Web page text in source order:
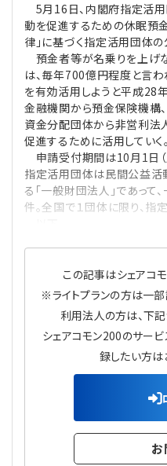
定款関連
法改正-法人運営
インボイス
電子帳簿保存法
法改正-法務
IT
論壇
カレンダー
NEWS・TOPIC・特報
【連載】オピニオンリー
【連載】会計相談室
【連載】公益法人会計検
【連載】公益法人のため
【連載】これからの時代
【連載】採用・定着・育成
【連載】事例に学ぶ立入
【連載】シェアコモン200
【連載】シェアコモン200
【連載】事務局だよりPLUS
【連載】テーマで紐解く
【連載】悩みと向き合う経
【連載】非営利法人
【連載】労務管理の歩き方
公益・一般法人オンラインとは
登録案内
専門誌一覧
お問合せ
5月16日、内閣府指定活
動を促進するための休眠預
律」に基づく指定活用団体
預金者等が名乗りを上げ
は、毎年700億円程度と言わ
を有効活用しようと平成28
金融機関から預金保険機構
資金分配団体から非営利法
促進するために活用していく。
申請受付期間は10月1日（
指定活用団体は民間公益活
る「一般財団法人」であって
件。全国で１団体に限り、指
この記事はシェアコ
※ライトプランの方は一
利用法人の方は、下記
シェアコモン200のサービ
録したい方は
お